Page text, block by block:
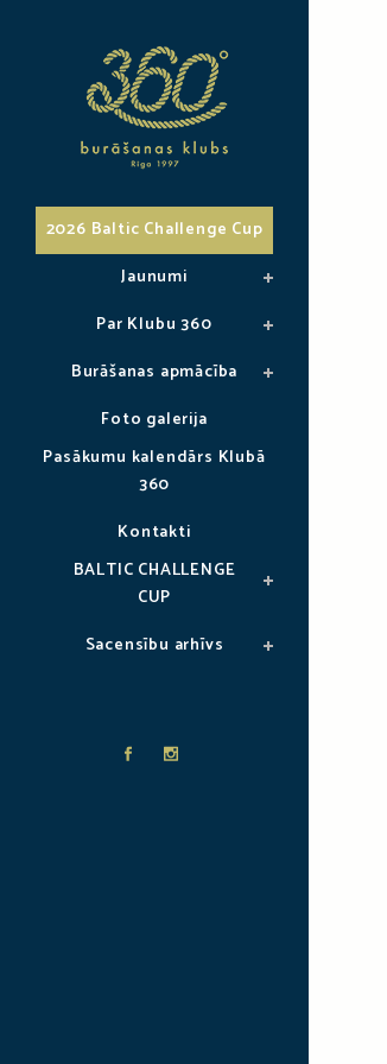
2026 Baltic Challenge Cup
Jaunumi
Par Klubu 360
Burāšanas apmācība
Foto galerija
Pasākumu kalendārs Klubā
360
Kontakti
BALTIC CHALLENGE
CUP
Sacensību arhīvs